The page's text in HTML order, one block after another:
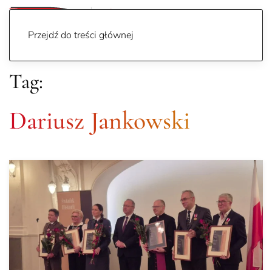
Przejdź do treści głównej
Tag:
Dariusz Jankowski